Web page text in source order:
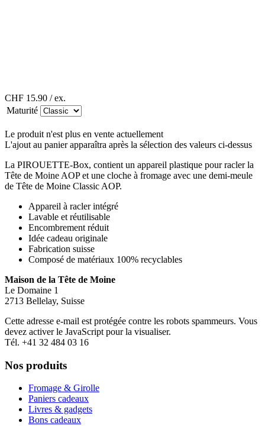
CHF 15.90 / ex.
Maturité
Le produit n'est plus en vente actuellement
L'ajout au panier apparaîtra après la sélection des valeurs ci-dessus
La PIROUETTE-Box, contient un appareil plastique pour racler la
Tête de Moine AOP et une cloche à fromage avec une demi-meule
de Tête de Moine Classic AOP.
Appareil à racler intégré
Lavable et réutilisable
Encombrement réduit
Idée cadeau originale
Fabrication suisse
Composé de matériaux 100% recyclables
Maison de la Tête de Moine
Le Domaine 1
2713 Bellelay, Suisse
Cette adresse e-mail est protégée contre les robots spammeurs. Vous
devez activer le JavaScript pour la visualiser.
Tél. +41 32 484 03 16
Nos produits
Fromage & Girolle
Paniers cadeaux
Livres & gadgets
Bons cadeaux